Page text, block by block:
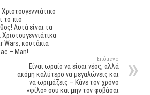
το πιο
Αυτά είναι τα
Wars, κουτάκια
– Man!
Επόμενο
Είναι ωραίο να είσαι νέος, αλλά
ακόμη καλύτερο να μεγαλώνεις και
να ωριμάζεις – Κάνε τον χρόνο
«φίλο» σου και μην τον φοβάσαι